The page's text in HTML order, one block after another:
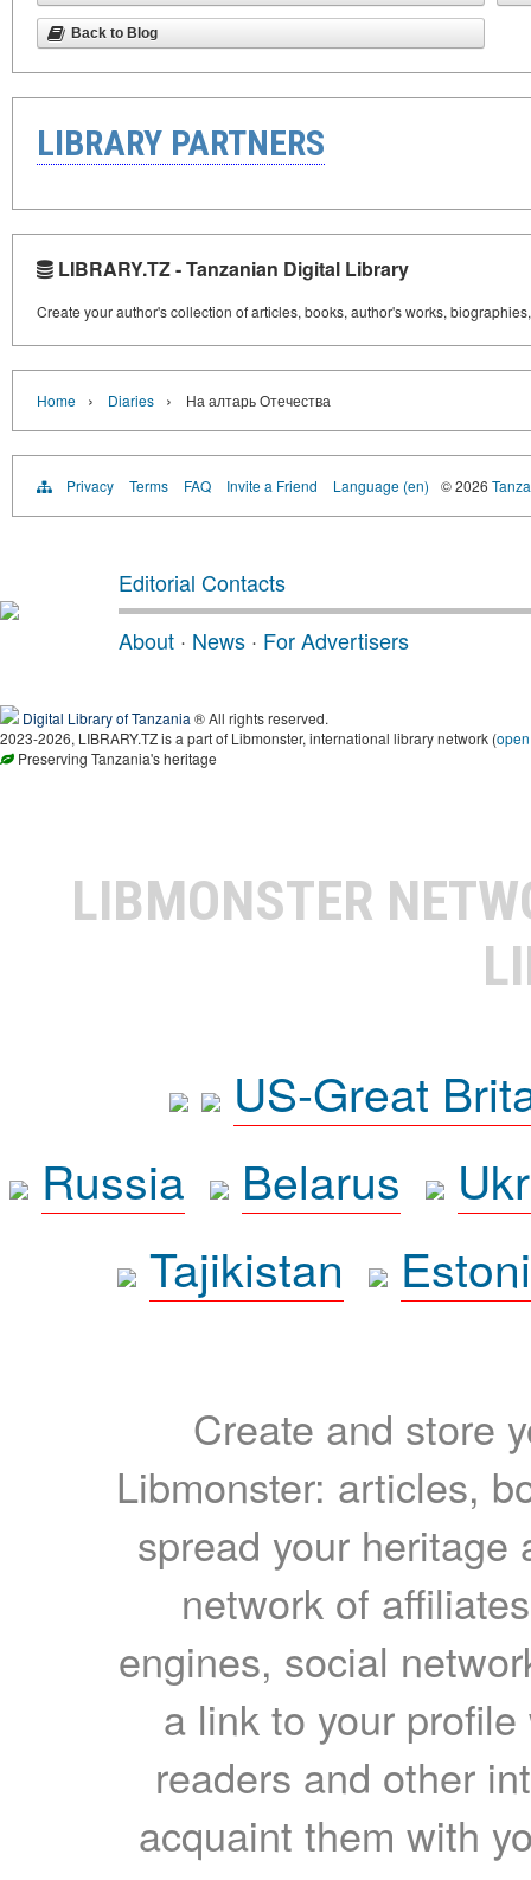
Back to Blog
LIBRARY PARTNERS
LIBRARY.TZ - Tanzanian Digital Library
Create your author's collection of articles, books, author's works,
Home › Diaries › На алтарь Отечества
Privacy Terms FAQ Invite a Friend Language (en) © 2026
Editorial Contacts
About · News · For Advertisers
Digital Library of Tanzania ® All rights reserved.
2023-2026, LIBRARY.TZ is a part of Libmonster, international library network (
Preserving Tanzania's heritage
LIBMONSTER
US-Great
Russia
Belarus
Tajikistan
Create and store
Libmonster: articles,
spread your heritage
network of
engines, social
a link to your
readers and other
acquaint them with